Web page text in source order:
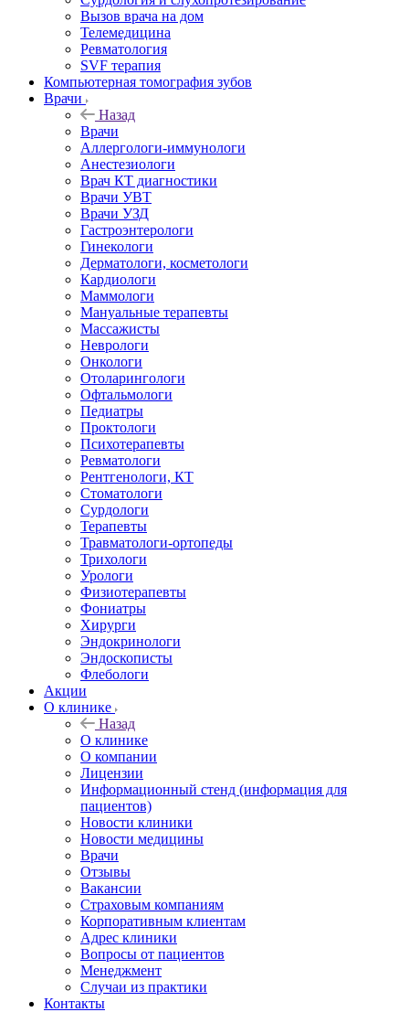
Вызов врача на дом
Телемедицина
Ревматология
SVF терапия
Компьютерная томография зубов
Врачи
Назад
Врачи
Аллергологи-иммунологи
Анестезиологи
Врач КТ диагностики
Врачи УВТ
Врачи УЗД
Гастроэнтерологи
Гинекологи
Дерматологи, косметологи
Кардиологи
Маммологи
Мануальные терапевты
Массажисты
Неврологи
Онкологи
Отоларингологи
Офтальмологи
Педиатры
Проктологи
Психотерапевты
Ревматологи
Рентгенологи, КТ
Стоматологи
Сурдологи
Терапевты
Травматологи-ортопеды
Трихологи
Урологи
Физиотерапевты
Фониатры
Хирурги
Эндокринологи
Эндоскописты
Флебологи
Акции
О клинике
Назад
О клинике
О компании
Лицензии
Информационный стенд (информация для
пациентов)
Новости клиники
Новости медицины
Врачи
Отзывы
Вакансии
Страховым компаниям
Корпоративным клиентам
Адрес клиники
Вопросы от пациентов
Менеджмент
Случаи из практики
Контакты